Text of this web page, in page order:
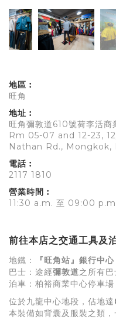
地區︰
旺角
地址︰
旺角彌敦道610號荷李活
Rm 05-07 and 12-23,
Nathan Rd., Mongkok,
電話︰
2117 1810
營業時間︰
11:30 a.m. 至 09:00
前往本店之交通工具及
地鐵： 『旺角站』銀行中
巴士：途經彌敦道之所有巴
泊車：柏裕商業中心停車
位於九龍中心地段，佔地達
本裝備如背囊及服裝之類